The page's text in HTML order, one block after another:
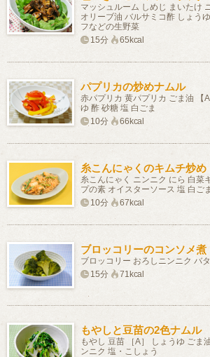
マッシュルーム しめじ まいたけ
オリーブ油 バルサミコ酢 しょう
フなどの生野菜
15分
65kcal
パプリカの炒めナムル
赤パプリカ 黄パプリカ ごま油 【
ゆ 酢 砂糖 塩 白ごま
10分
66kcal
糸こんにゃくのキムチ炒め
糸こんにゃく ニンニク にら 白菜
プの素 オイスターソース 塩 白ごま
10分
67kcal
ブロッコリーのコンソメ煮
ブロッコリー おろしニンニク バ
15分
71kcal
もやしと豆苗の2色ナムル
もやし 豆苗 ［A］ しょうゆ ごま
ンニク 塩・こしょう